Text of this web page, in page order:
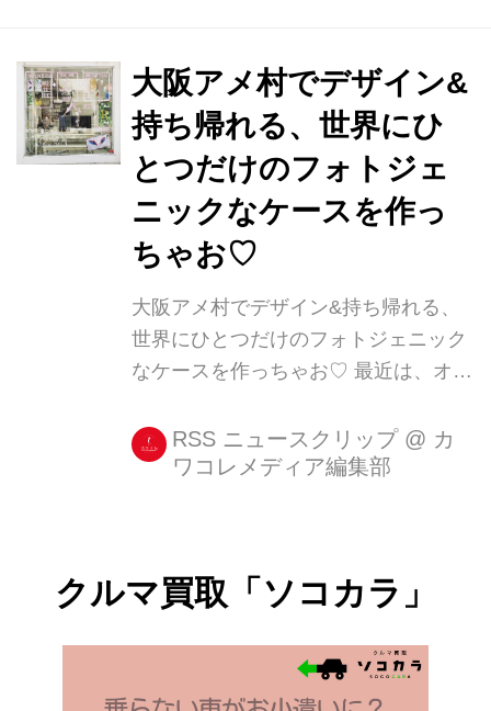
(@hitot [...]
大阪アメ村でデザイン&
持ち帰れる、世界にひ
とつだけのフォトジェ
ニックなケースを作っ
ちゃお♡
大阪アメ村でデザイン&持ち帰れる、
世界にひとつだけのフォトジェニック
なケースを作っちゃお♡ 最近は、オリ
るサービスも増えてきましたが。 今回
ご紹介するのは、その場でデザインし
RSS ニュースクリップ @ カ
ワコレメディア編集部
クルマ買取「ソコカラ」